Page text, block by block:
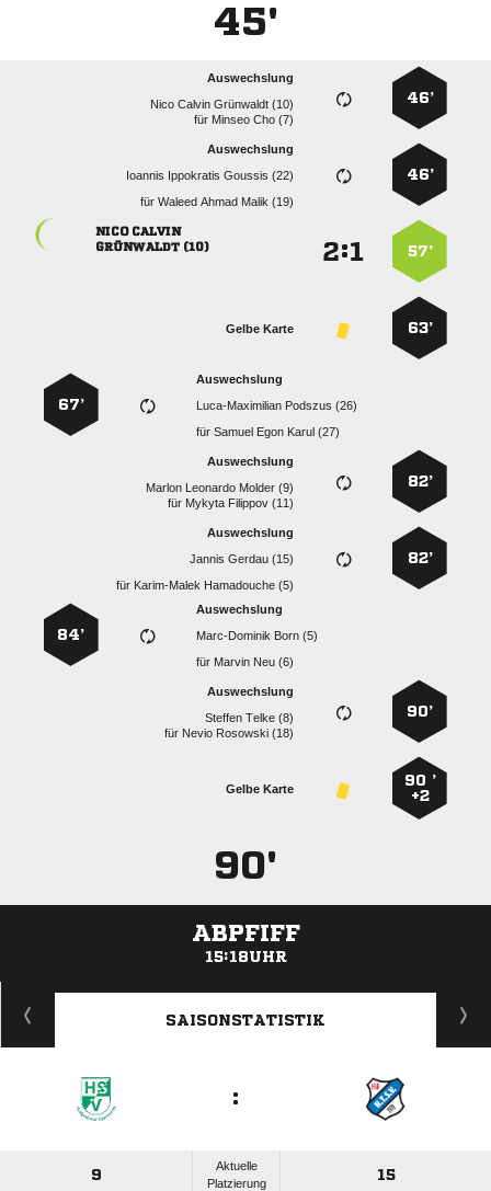
45'
46’
Auswechslung
   
für   
46’
Auswechslung
   
für   
57’
:
 
 
63’
Gelbe Karte
Auswechslung
  
für   
67’
82’
Auswechslung
   
für   
82’
Auswechslung
  
für   
Auswechslung
  
für   
84’
90’
Auswechslung
  
für   
90 ’
+2
Gelbe Karte
90'
ABPFIFF
15:18UHR
ANZEIGE
SAISONSTATISTIK
:
9
Aktuelle
Platzierung
15